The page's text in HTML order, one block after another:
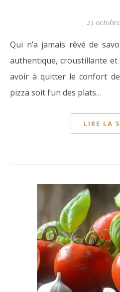
23
Qui n’a jamais rêvé de savourer une pizza italienne
authentique, croustillante et
avoir à quitter le confort
pizza soit l’un des plats…
LIRE LA